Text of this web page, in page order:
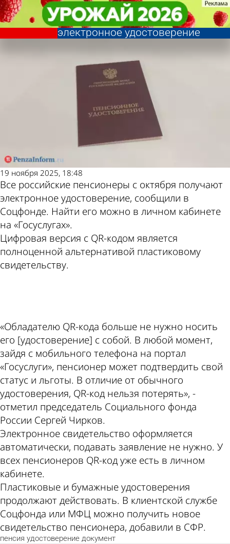
Всем пенсионерам
автоматически оформляют
электронное удостоверение
Общество
19 ноября 2025, 18:48
Все российские пенсионеры с октября получают
электронное удостоверение, сообщили в
Соцфонде. Найти его можно в личном кабинете
на «Госуслугах».
Цифровая версия с QR-кодом является
полноценной альтернативой пластиковому
свидетельству.
«Обладателю QR-кода больше не нужно носить
его [удостоверение] с собой. В любой момент,
зайдя с мобильного телефона на портал
«Госуслуги», пенсионер может подтвердить свой
статус и льготы. В отличие от обычного
удостоверения, QR-код нельзя потерять», -
отметил председатель Социального фонда
России Сергей Чирков.
Электронное свидетельство оформляется
автоматически, подавать заявление не нужно. У
всех пенсионеров QR-код уже есть в личном
кабинете.
Пластиковые и бумажные удостоверения
продолжают действовать. В клиентской службе
Соцфонда или МФЦ можно получить новое
свидетельство пенсионера, добавили в СФР.
пенсия удостоверение документ
Всем пенсионерам
автоматически оформляют
электронное удостоверение
Общество
Другие новости по
теме
Погода и курсы
валют в Пензе